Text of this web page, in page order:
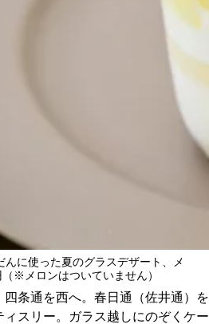
ント応募
んに使った夏のグラスデザート、メ
※メロンはついていません）
条通を西へ。春日通（佐井通）を
スリー。ガラス越しにのぞくケー